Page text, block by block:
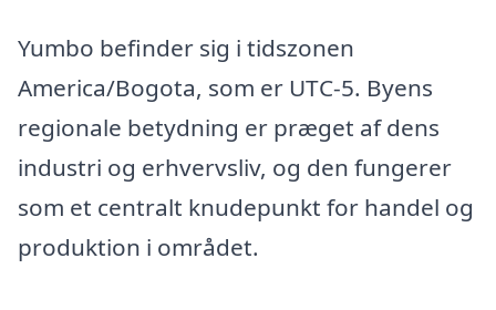
Yumbo befinder sig i tidszonen
America/Bogota, som er UTC-5. Byens
regionale betydning er præget af dens
industri og erhvervsliv, og den fungerer
som et centralt knudepunkt for handel og
produktion i området.